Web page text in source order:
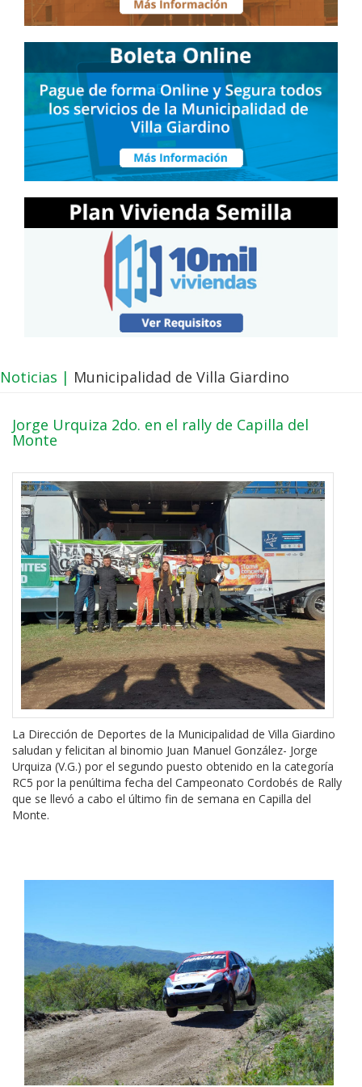
Noticias | Municipalidad de Villa Giardino
Jorge Urquiza 2do. en el rally de Capilla del
Monte
La Dirección de Deportes de la Municipalidad de Villa Giardino
saludan y felicitan al binomio Juan Manuel González- Jorge
Urquiza (V.G.) por el segundo puesto obtenido en la categoría
RC5 por la penúltima fecha del Campeonato Cordobés de Rally
que se llevó a cabo el último fin de semana en Capilla del
Monte.